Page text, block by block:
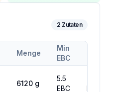
2 Zutaten
Menge
Min
EBC
6120 g
5.5
EBC
EBC